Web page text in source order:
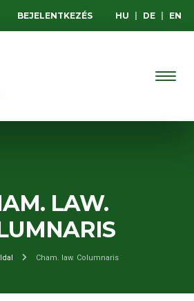
BEJELENTKEZÉS HU DE EN
LAW.
Cham. law. Columnaris